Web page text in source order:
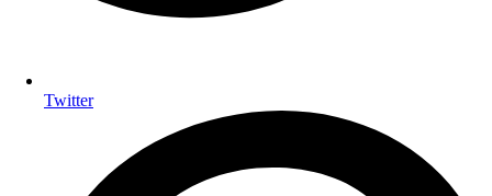
Twitter